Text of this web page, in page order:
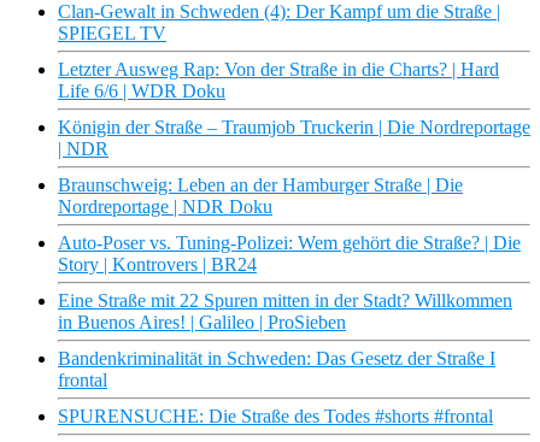
Clan-Gewalt in Schweden (4): Der Kampf um die Straße |
SPIEGEL TV
Letzter Ausweg Rap: Von der Straße in die Charts? | Hard
Life 6/6 | WDR Doku
Königin der Straße – Traumjob Truckerin | Die Nordreportage
| NDR
Braunschweig: Leben an der Hamburger Straße | Die
Nordreportage | NDR Doku
Auto-Poser vs. Tuning-Polizei: Wem gehört die Straße? | Die
Story | Kontrovers | BR24
Eine Straße mit 22 Spuren mitten in der Stadt? Willkommen
in Buenos Aires! | Galileo | ProSieben
Bandenkriminalität in Schweden: Das Gesetz der Straße I
frontal
SPURENSUCHE: Die Straße des Todes #shorts #frontal